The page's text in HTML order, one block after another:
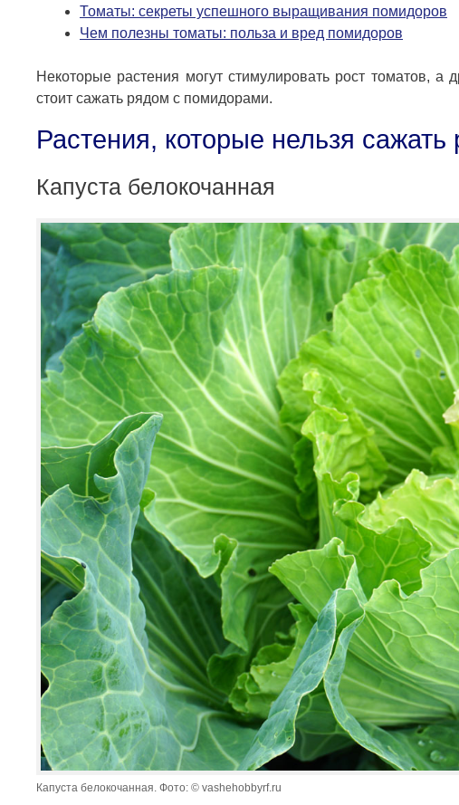
Томаты: секреты успешного выращивания помидоров
Чем полезны томаты: польза и вред помидоров
Некоторые растения могут стимулировать рост томатов,
стоит сажать рядом с помидорами.
Растения, которые нельзя
Капуста белокочанная
Капуста белокочанная. Фото: © vashehobbyrf.ru